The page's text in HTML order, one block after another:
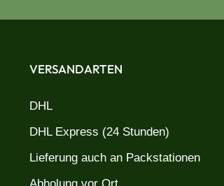
VERSANDARTEN
DHL
DHL Express (24 Stunden)
Lieferung auch an Packstationen